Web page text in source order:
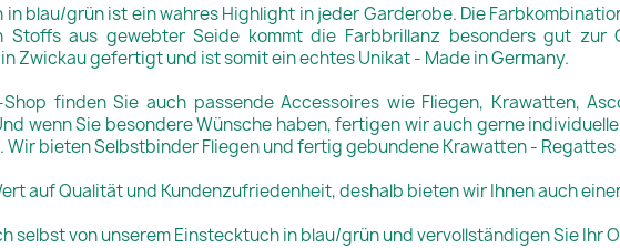
in blau/grün ist ein wahres Highlight in jeder Garderobe. Die
Stoffs aus gewebter Seide kommt die Farbbrillanz besonders gut zur
Zwickau gefertigt und ist somit ein echtes Unikat - Made in Germany.
Shop finden Sie auch passende Accessoires wie Fliegen, Krawatten,
wenn Sie besondere Wünsche haben, fertigen wir auch gerne
Wir bieten Selbstbinder Fliegen und fertig gebundene Krawatten - Regattes
auf Qualität und Kundenzufriedenheit, deshalb bieten wir Ihnen auch
selbst von unserem Einstecktuch in blau/grün und vervollständigen Sie Ihr